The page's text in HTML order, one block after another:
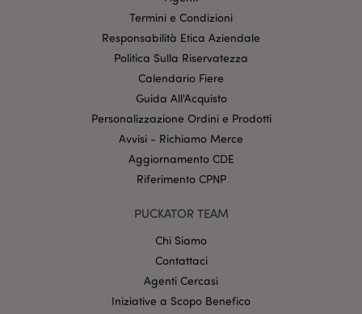
Termini e Condizioni
Responsabilità Etica Aziendale
Politica Sulla Riservatezza
Calendario Fiere
Guida All'Acquisto
Personalizzazione Ordini e Prodotti
Avvisi - Richiamo Merce
Aggiornamento CDE
Riferimento CPNP
PUCKATOR TEAM
Chi Siamo
Contattaci
Agenti Cercasi
Iniziative a Scopo Benefico
propria area riservata e gestione dell'account. Il sito
internet non può essere utilizzato correttamente
senza i cookie strettamente necessari.
CookieScriptConsent
recently_viewed_product
l"Informativa sulla privacy di Google